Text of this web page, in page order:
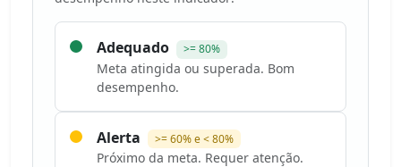
Adequado >= 80%
Meta atingida ou superada. Bom
desempenho.
Alerta >= 60% e < 80%
Próximo da meta. Requer atenção.